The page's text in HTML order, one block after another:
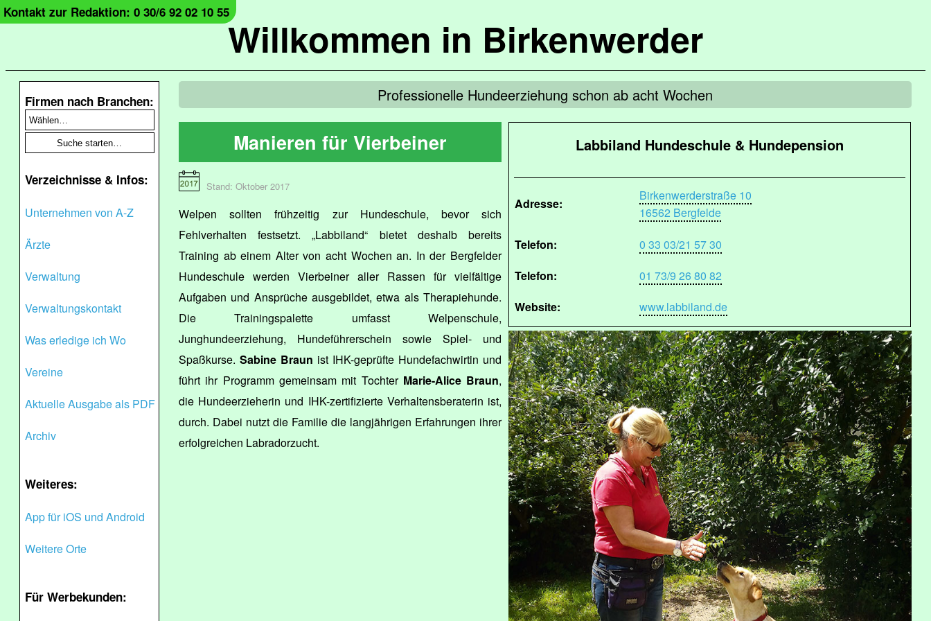
Willkommen in Birkenwerder
Kontakt zur Redaktion: 0 30/6 92 02 10 55
Firmen nach Branchen:
Verzeichnisse & Infos:
Unternehmen von A-Z
Ärzte
Verwaltung
Verwaltungskontakt
Was erledige ich Wo
Vereine
Aktuelle Ausgabe als PDF
Archiv
Weiteres:
App für iOS und Android
Weitere Orte
Für Werbekunden:
Professionelle Hundeerziehung schon ab acht Wochen
Labbiland Hundeschule & Hundepension
Adresse:
Birkenwerderstraße 10
16562 Bergfelde
Telefon:
0 33 03/21 57 30
Telefon:
01 73/9 26 80 82
Website:
www.labbiland.de
Manieren für Vierbeiner
Stand: Oktober 2017
Welpen sollten frühzeitig zur Hundeschule, bevor sich
Fehlverhalten festsetzt. „Labbiland“ bietet deshalb bereits
Training ab einem Alter von acht Wochen an. In der Bergfelder
Hundeschule werden Vierbeiner aller Rassen für vielfältige
Aufgaben und Ansprüche ausgebildet, etwa als Therapiehunde.
Die Trainingspalette umfasst Welpenschule,
Junghundeerziehung, Hundeführerschein sowie Spiel- und
Spaßkurse.Sabine Braun ist IHK-geprüfte Hundefachwirtin und
führt ihr Programm gemeinsam mit Tochter Marie-Alice Braun,
die Hundeerzieherin und IHK-zertifizierte Verhaltensberaterin ist,
durch. Dabei nutzt die Familie die langjährigen Erfahrungen ihrer
erfolgreichen Labradorzucht.